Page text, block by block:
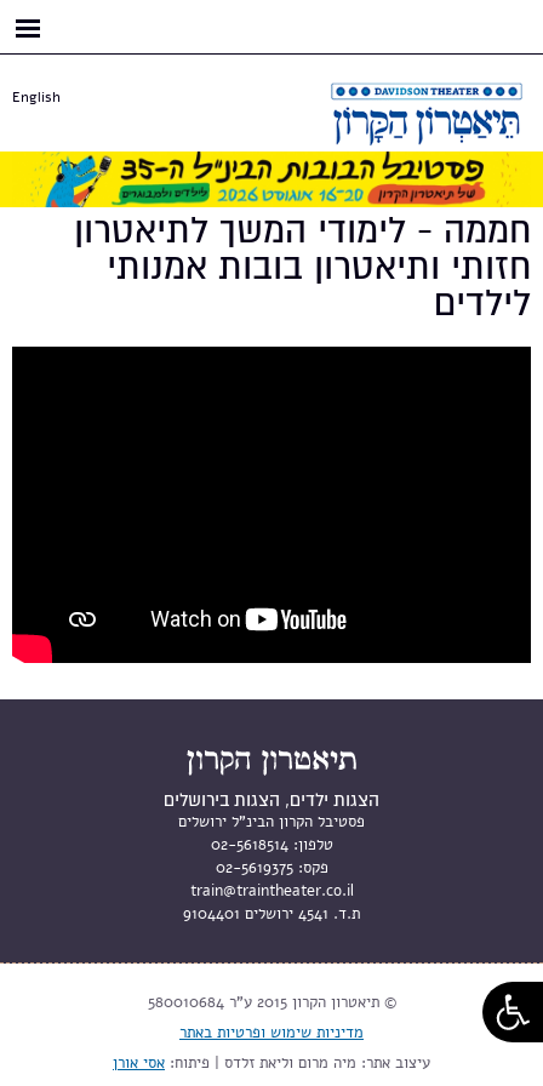
English
חממה - לימודי המשך לתיאטרון
חזותי ותיאטרון בובות אמנותי
לילדים
הצגות ילדים, הצגות בירושלים
פסטיבל הקרון הבינ"ל ירושלים
טלפון: 02-5618514
פקס: 02-5619375
train@traintheater.co.il
ת.ד. 4541 ירושלים 9104401
© תיאטרון הקרון 2015 ע"ר 580010684
מדיניות שימוש ופרטיות באתר
עיצוב אתר: מיה מרום וליאת זלדס | פיתוח: אסי אורן